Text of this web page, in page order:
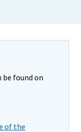
be found on
of the